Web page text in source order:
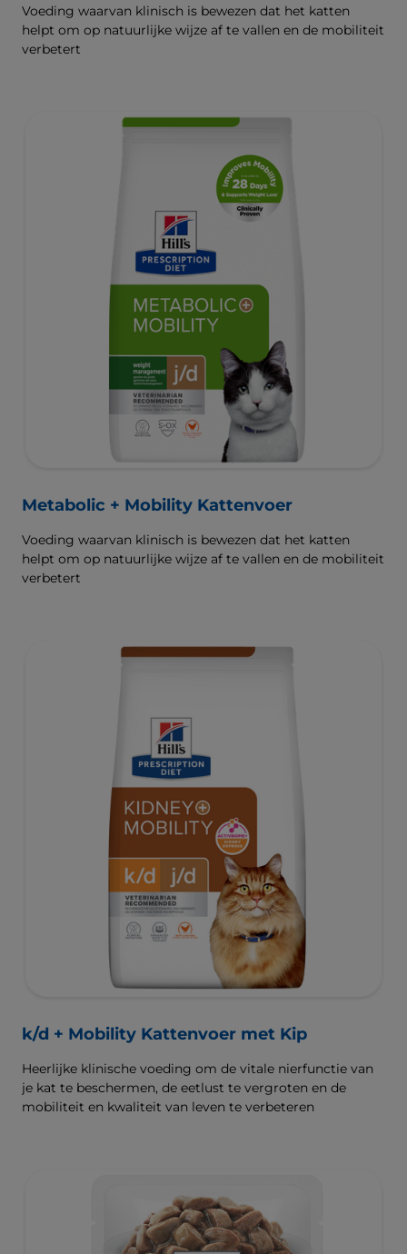
Voeding waarvan klinisch is bewezen dat het katten
helpt om op natuurlijke wijze af te vallen en de mobiliteit
verbetert
Metabolic + Mobility Kattenvoer
Voeding waarvan klinisch is bewezen dat het katten
helpt om op natuurlijke wijze af te vallen en de mobiliteit
verbetert
k/d + Mobility Kattenvoer met Kip
Heerlijke klinische voeding om de vitale nierfunctie van
je kat te beschermen, de eetlust te vergroten en de
mobiliteit en kwaliteit van leven te verbeteren